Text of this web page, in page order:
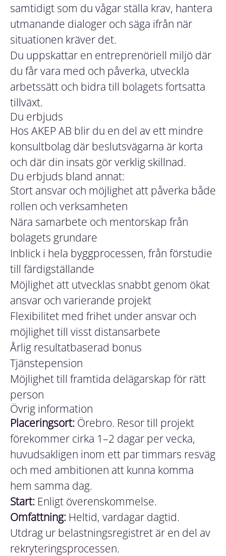
samtidigt som du vågar ställa krav, hantera
utmanande dialoger och säga ifrån när
situationen kräver det.
Du uppskattar en entreprenöriell miljö där
du får vara med och påverka, utveckla
arbetssätt och bidra till bolagets fortsatta
tillväxt.
Du erbjuds
Hos AKEP AB blir du en del av ett mindre
konsultbolag där beslutsvägarna är korta
och där din insats gör verklig skillnad.
Du erbjuds bland annat:
Stort ansvar och möjlighet att påverka både
rollen och verksamheten
Nära samarbete och mentorskap från
bolagets grundare
Inblick i hela byggprocessen, från förstudie
till färdigställande
Möjlighet att utvecklas snabbt genom ökat
ansvar och varierande projekt
Flexibilitet med frihet under ansvar och
möjlighet till visst distansarbete
Årlig resultatbaserad bonus
Tjänstepension
Möjlighet till framtida delägarskap för rätt
person
Övrig information
Placeringsort: Örebro. Resor till projekt
förekommer cirka 1–2 dagar per vecka,
huvudsakligen inom ett par timmars resväg
och med ambitionen att kunna komma
hem samma dag.
Start: Enligt överenskommelse.
Omfattning: Heltid, vardagar dagtid.
Utdrag ur belastningsregistret är en del av
rekryteringsprocessen.